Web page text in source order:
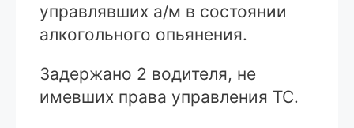
управлявших а/м в состоянии
алкогольного опьянения.
Задержано 2 водителя, не
имевших права управления ТС.